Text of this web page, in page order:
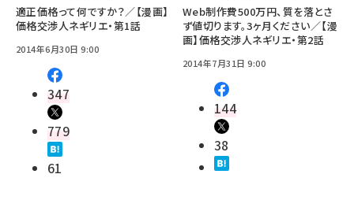
適正価格って何ですか？／【漫画】
価格交渉人ネギリエ・第1話
2014年6月30日 9:00
347
779
61
Web制作費500万円、質を落とさ
ず値切ります。3ヶ月ください／【漫
画】価格交渉人ネギリエ・第2話
2014年7月31日 9:00
144
38